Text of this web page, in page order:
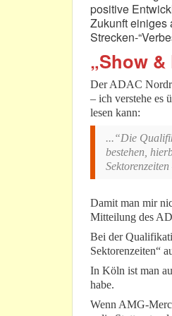
positive
Zukunft einiges
Strecken-
„Show
Der ADAC
– ich verstehe es
lesen kann:
...“Die
bestehen,
Damit man mir
Mitteilung des
Bei der
Sektorenzeiten“
In Köln ist man
habe.
Wenn AMG-